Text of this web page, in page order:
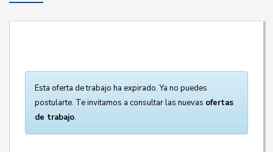
Esta oferta de trabajo ha expirado. Ya no puedes
postularte. Te invitamos a consultar las nuevas ofertas
de trabajo.